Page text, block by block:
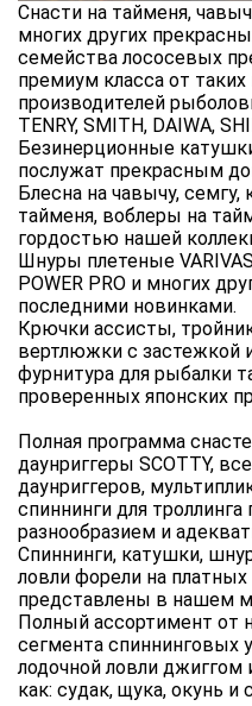
Снасти на тайменя,
многих других
семейства лососевых
премиум класса от
производителей
TENRY, SMITH, DAIWA,
Безинерционные
послужат прекрасным
Блесна на чавычу, семгу,
тайменя, воблеры на
гордостью нашей
Шнуры плетеные
POWER PRO и многих
последними новинками.
Крючки ассисты,
вертлюжки с застежкой
фурнитура для рыбалки
проверенных японских
Полная программа
даунриггеры SCOTTY,
даунриггеров,
спиннинги для
разнообразием и
Спиннинги, катушки,
ловли форели на
представлены в нашем
Полный ассортимент от
сегмента спиннинговых
лодочной ловли джиггом
как: судак, щука, окунь и